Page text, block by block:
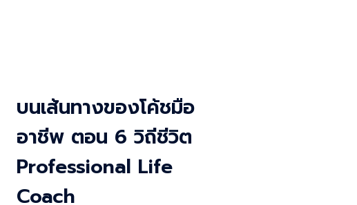
บนเส้นทางของโค้ชมือ
อาชีพ ตอน 6 วิถีชีวิต
Professional Life
Coach